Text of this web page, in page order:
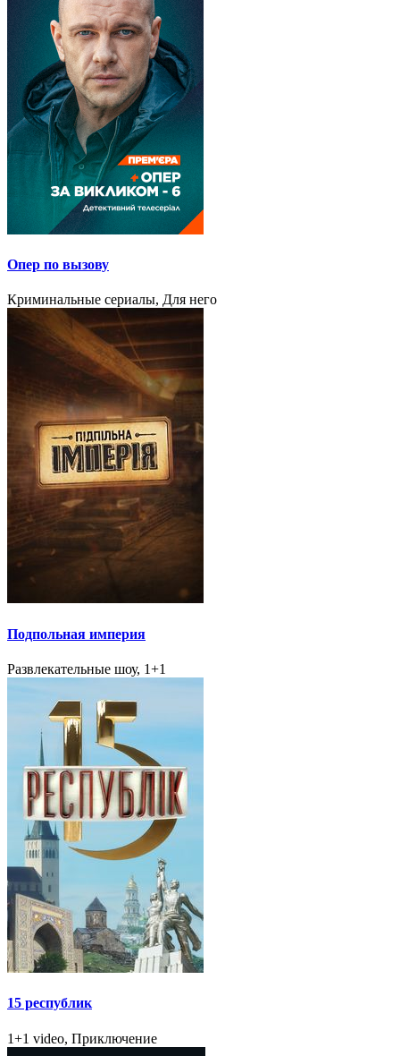
Опер по вызову
Криминальные сериалы, Для него
Подпольная империя
Развлекательные шоу, 1+1
15 республик
1+1 video, Приключение